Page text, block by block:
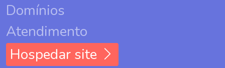
Domínios
Atendimento
Hospedar site